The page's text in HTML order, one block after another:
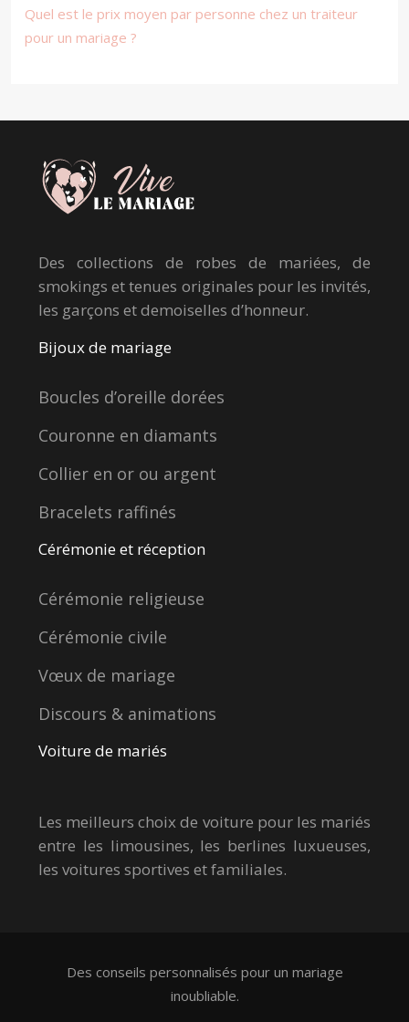
Quel est le prix moyen par personne chez un traiteur
pour un mariage ?
Des collections de robes de mariées, de
smokings et tenues originales pour les invités,
les garçons et demoiselles d’honneur.
Bijoux de mariage
Boucles d’oreille dorées
Couronne en diamants
Collier en or ou argent
Bracelets raffinés
Cérémonie et réception
Cérémonie religieuse
Cérémonie civile
Vœux de mariage
Discours & animations
Voiture de mariés
Les meilleurs choix de voiture pour les mariés
entre les limousines, les berlines luxueuses,
les voitures sportives et familiales.
Des conseils personnalisés pour un mariage
inoubliable.